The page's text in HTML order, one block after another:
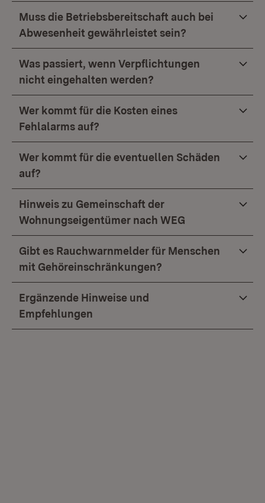
Muss die Betriebsbereitschaft auch bei
Abwesenheit gewährleistet sein?
Was passiert, wenn Verpflichtungen
nicht eingehalten werden?
Wer kommt für die Kosten eines
Fehlalarms auf?
Wer kommt für die eventuellen Schäden
auf?
Hinweis zu Gemeinschaft der
Wohnungseigentümer nach WEG
Gibt es Rauchwarnmelder für Menschen
mit Gehöreinschränkungen?
Ergänzende Hinweise und
Empfehlungen